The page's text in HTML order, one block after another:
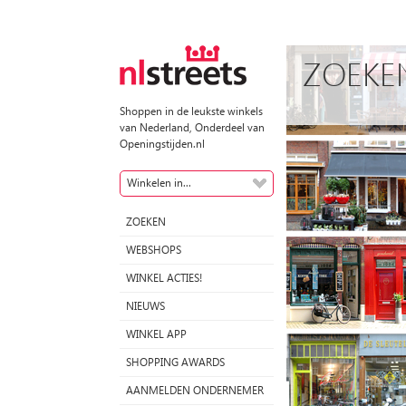
Shoppen in de leukste winkels
van Nederland, Onderdeel van
Openingstijden.nl
Winkelen in...
ZOEKEN
WEBSHOPS
WINKEL ACTIES!
NIEUWS
WINKEL APP
SHOPPING AWARDS
AANMELDEN ONDERNEMER